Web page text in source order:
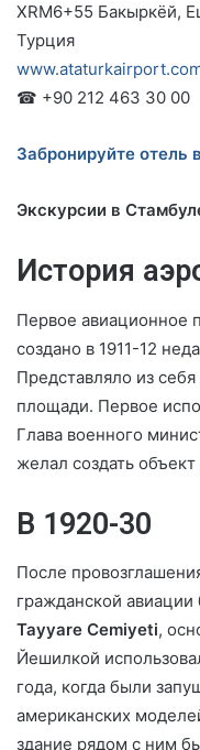
XRM6+55 Бакыркёй,
Турция
☎ +90 212 463 30 00
Забронируйте отель
Экскурсии в
История
Первое авиационное
создано в 1911-12
Представляло из
площади. Первое
Глава военного
желал создать
В 1920-30
После
гражданской
Tayyare Cemiyeti,
Йешилкой
года, когда были
американских
здание рядом с ним